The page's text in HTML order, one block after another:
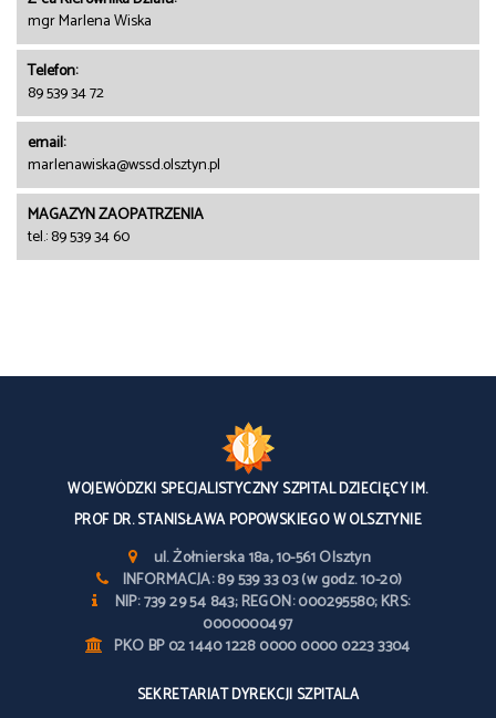
mgr Marlena Wiska
Telefon:
89 539 34 72
email:
marlenawiska@wssd.olsztyn.pl
MAGAZYN ZAOPATRZENIA
tel.: 89 539 34 60
WOJEWÓDZKI SPECJALISTYCZNY SZPITAL DZIECIĘCY IM.
PROF DR. STANISŁAWA POPOWSKIEGO W OLSZTYNIE
ul. Żołnierska 18a, 10-561 Olsztyn
INFORMACJA: 89 539 33 03 (w godz. 10-20)
NIP: 739 29 54 843; REGON: 000295580; KRS:
0000000497
PKO BP 02 1440 1228 0000 0000 0223 3304
SEKRETARIAT DYREKCJI SZPITALA